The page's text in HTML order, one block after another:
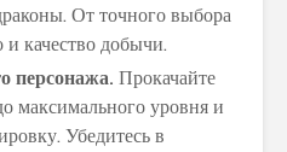
От точного выбора
и качество добычи.
персонажа. Прокачайте
максимального уровня и
Убедитесь в